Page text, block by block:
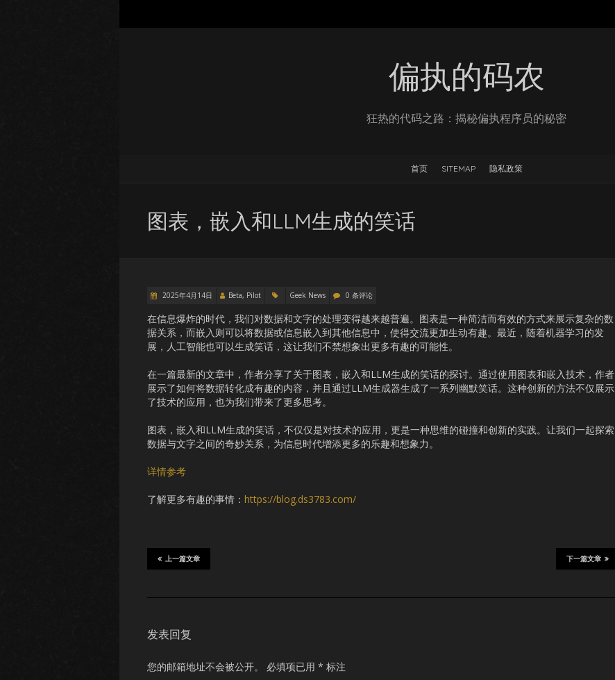
偏执的码农
狂热的代码之路：揭秘偏执程序员的秘密
首页 SITEMAP 隐私政策
图表，嵌入和LLM生成的笑话
2025年4月14日 Beta, Pilot Geek News 0 条评论
在信息爆炸的时代，我们对数据和文字的处理变得越来越普遍。图表是一种简洁而有效的方式来展示复杂的数
据关系，而嵌入则可以将数据或信息嵌入到其他信息中，使得交流更加生动有趣。最近，随着机器学习的发
展，人工智能也可以生成笑话，这让我们不禁想象出更多有趣的可能性。
在一篇最新的文章中，作者分享了关于图表，嵌入和LLM生成的笑话的探讨。通过使用图表和嵌入技术，作者
展示了如何将数据转化成有趣的内容，并且通过LLM生成器生成了一系列幽默笑话。这种创新的方法不仅展示
了技术的应用，也为我们带来了更多思考。
图表，嵌入和LLM生成的笑话，不仅仅是对技术的应用，更是一种思维的碰撞和创新的实践。让我们一起探索
数据与文字之间的奇妙关系，为信息时代增添更多的乐趣和想象力。
详情参考
了解更多有趣的事情： https://blog.ds3783.com/
下一篇文章
上一篇文章
发表回复
您的邮箱地址不会被公开。 必填项已用 * 标注